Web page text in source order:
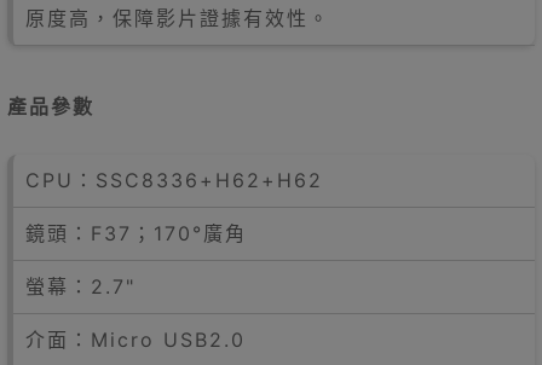
原度高，保障影片證據有效性。
產品參數
CPU：SSC8336+H62+H62
鏡頭：F37；170°廣角
螢幕：2.7"
介面：Micro USB2.0